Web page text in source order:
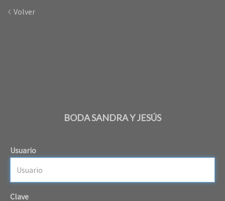
Volver
BODA SANDRA Y JESÚS
Usuario
Clave